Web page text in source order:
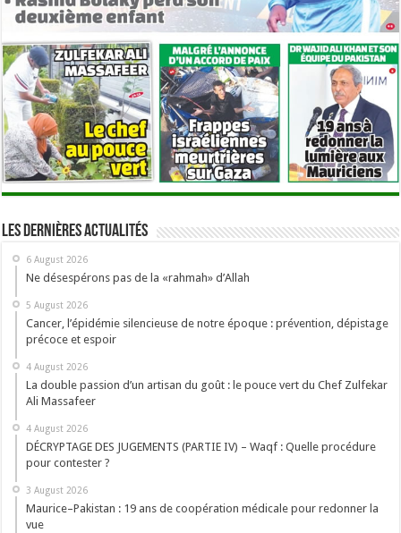
Les dernières actualités
6 August 2026
Ne désespérons pas de la «rahmah» d’Allah
5 August 2026
Cancer, l’épidémie silencieuse de notre époque : prévention, dépistage
précoce et espoir
4 August 2026
La double passion d’un artisan du goût : le pouce vert du Chef Zulfekar
Ali Massafeer
4 August 2026
DÉCRYPTAGE DES JUGEMENTS (PARTIE IV) – Waqf : Quelle procédure
pour contester ?
3 August 2026
Maurice–Pakistan : 19 ans de coopération médicale pour redonner la
vue